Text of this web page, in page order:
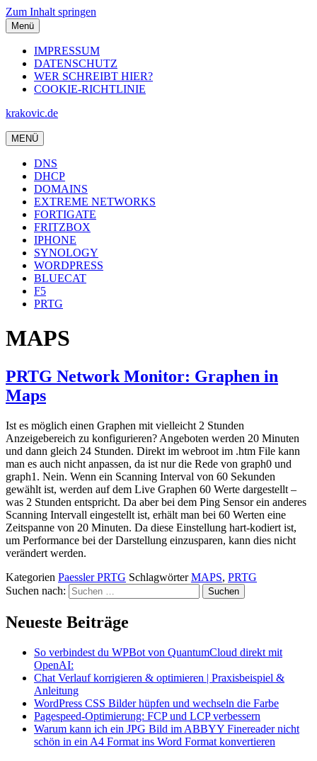
Zum Inhalt springen
Menü
IMPRESSUM
DATENSCHUTZ
WER SCHREIBT HIER?
COOKIE-RICHTLINIE
krakovic.de
MENÜ
DNS
DHCP
DOMAINS
EXTREME NETWORKS
FORTIGATE
FRITZBOX
IPHONE
SYNOLOGY
WORDPRESS
BLUECAT
F5
PRTG
MAPS
PRTG Network Monitor: Graphen in
Maps
Ist es möglich einen Graphen mit vielleicht 2 Stunden
Anzeigebereich zu konfigurieren? Angeboten werden 20 Minuten
und dann gleich 24 Stunden. Direkt im webroot im .htm File kann
man es auch nicht anpassen, da ist nur die Rede von graph0 und
graph1. Nein. Wenn ein Scanning Interval von 60 Sekunden
gewählt ist, werden auf dem Live Graphen 60 Werte dargestellt –
was 2 Stunden entspricht. Da aber bei dem Ping Sensor ein anderes
Scanning Intervall eingestellt ist, erhält man bei 60 Werten eine
Zeitspanne von 20 Minuten. Da diese Einstellung hart-kodiert ist,
um Performance bei der Darstellung einzusparen, kann dies nicht
verändert werden.
Kategorien Paessler PRTG SchlagwörterMAPS, PRTG
Suchen nach:
Neueste Beiträge
So verbindest du WPBot von QuantumCloud direkt mit
OpenAI:
Chat Verlauf korrigieren & optimieren | Praxisbeispiel &
Anleitung
WordPress CSS Bilder hüpfen und wechseln die Farbe
Pagespeed-Optimierung: FCP und LCP verbessern
Warum kann ich ein JPG Bild im ABBYY Finereader nicht
schön in ein A4 Format ins Word Format konvertieren